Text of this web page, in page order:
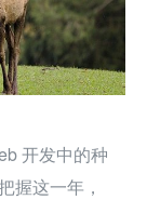
开发中的种
握这一年，